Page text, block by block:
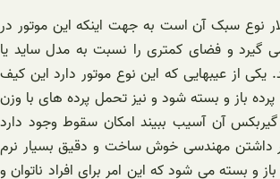
نوع سبک آن است به جهت اینکه این موتور در
گیرد و فضای کمتری را نسبت به مدل ساید یا
از عیبهایی که این نوع موتور دارد این کیف
پرده باز و بسته شود و نیز تحمل پرده های با وزن
گیربکس آن آسیب ببیند امکان سقوط وجود دارد
داشتن مهندسی خوش ساخت و دقیق بسیار نرم
و بسته می شود که این امر برای افراد ناتوان و